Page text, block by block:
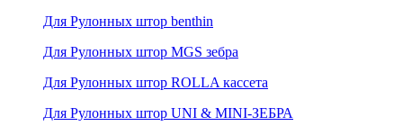
Для Рулонных штор benthin
Для Рулонных штор MGS зебра
Для Рулонных штор ROLLA кассета
Для Рулонных штор UNI & MINI-ЗЕБРА